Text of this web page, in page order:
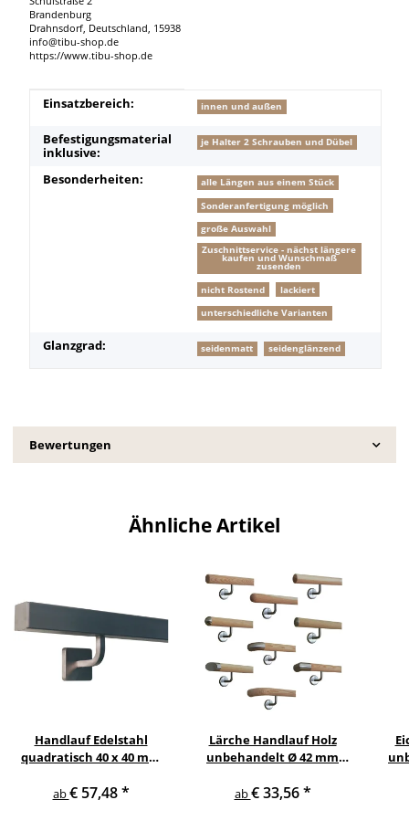
Brandenburg
Drahnsdorf, Deutschland, 15938
info@tibu-shop.de
https://www.tibu-shop.de
Produkteigenschaft
Wert
Einsatzbereich: innen und außen
Befestigungsmaterial
inklusive:
je Halter 2 Schrauben und Dübel
Besonderheiten:
alle Längen aus einem Stück
Sonderanfertigung möglich
große Auswahl
Zuschnittservice - nächst längere
kaufen und Wunschmaß
zusenden
nicht Rostend
lackiert
unterschiedliche Varianten
Glanzgrad: seidenmatt seidenglänzend
Bewertungen
Ähnliche Artikel
Handlauf Edelstahl
quadratisch 40 x 40 mm
Edelstahlhalter
ab€ 57,48*
Lärche Handlauf Holz
unbehandelt Ø 42 mm
Edelstahlhalter und
ab€ 33,56*